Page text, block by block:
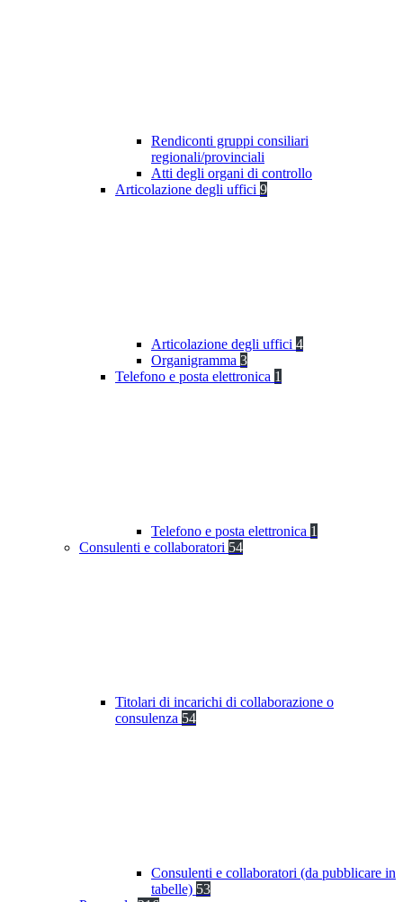
Rendiconti gruppi consiliari
regionali/provinciali
Atti degli organi di controllo
Articolazione degli uffici 9
Articolazione degli uffici 4
Organigramma 3
Telefono e posta elettronica 1
Telefono e posta elettronica 1
Consulenti e collaboratori 54
Titolari di incarichi di collaborazione o
consulenza 54
Consulenti e collaboratori (da pubblicare in
tabelle) 53